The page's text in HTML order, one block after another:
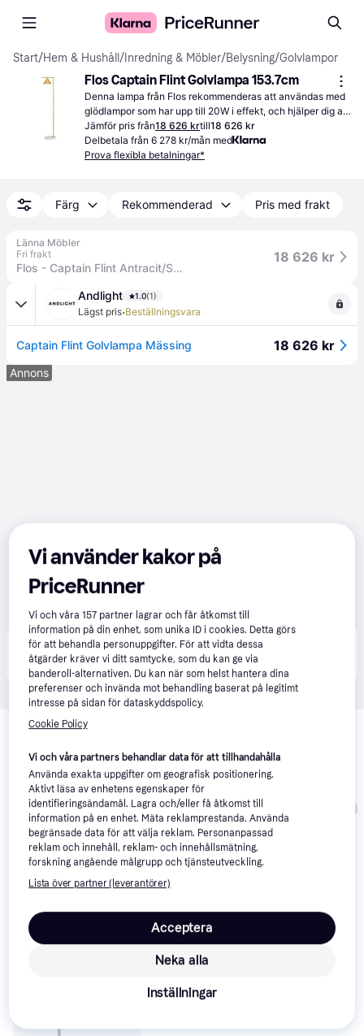
Start/Hem & Hushåll / Inredning & Möbler/Belysning/Golvlampor
Flos Captain Flint Golvlampa 153.7cm
Denna lampa från Flos rekommenderas att användas med
glödlampor som har upp till 20W i effekt, och hjälper dig att
ljussätta ditt hem för en behaglig miljö.
Jämför pris från18 626 krtill18 626 kr
Delbetala från 6 278 kr/mån med
Prova flexibla betalningar*
Färg Rekommenderad Pris med frakt
Länna Möbler
Fri frakt
Flos - Captain Flint Antracit/Svart Marquina Marmor - Skärmlampor - Michael Anastassiades - Grå
18 626 kr
Andlight 1.0(1)
Lägst pris·Beställningsvara
Captain Flint Golvlampa Mässing 18 626 kr
Annons
Produkten finns även hos 1 butik som valt att inte
samarbeta med PriceRunner.
Relaterade produkter
intressera dig. Visa alla
Flos Kelvin LED F
Vi använder kakor på
PriceRunner
Vi och våra157 partner lagrar och får åtkomst till
information på din enhet, som unika ID i cookies. Detta görs
för att behandla personuppgifter. För att vidta dessa
åtgärder kräver vi ditt samtycke, som du kan ge via
banderoll-alternativen. Du kan när som helst hantera dina
preferenser och invända mot behandling baserat på legitimt
intresse på sidan för dataskyddspolicy.
Cookie Policy
Vi och våra partners behandlar data för att tillhandahålla
Använda exakta uppgifter om geografisk positionering.
Aktivt läsa av enhetens egenskaper för
identifieringsändamål. Lagra och/eller få åtkomst till
information på en enhet. Mäta reklamprestanda. Använda
begränsade data för att välja reklam. Personanpassad
reklam och innehåll, reklam- och innehållsmätning,
forskning angående målgrupp och tjänsteutveckling.
Lista över partner (leverantörer)
Neka alla
Acceptera
Inställningar